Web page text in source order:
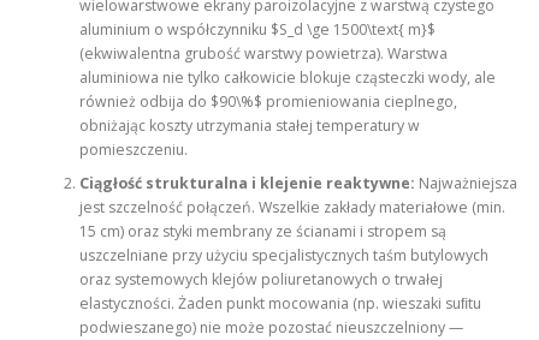
wielowarstwowe ekrany paroizolacyjne z warstwą czystego
aluminium o współczynniku $S_d \ge 1500\text{ m}$
(ekwiwalentna grubość warstwy powietrza). Warstwa
aluminiowa nie tylko całkowicie blokuje cząsteczki wody, ale
również odbija do $90\%$ promieniowania cieplnego,
obniżając koszty utrzymania stałej temperatury w
pomieszczeniu.
Ciągłość strukturalna i klejenie reaktywne: Najważniejsza
jest szczelność połączeń. Wszelkie zakłady materiałowe (min.
15 cm) oraz styki membrany ze ścianami i stropem są
uszczelniane przy użyciu specjalistycznych taśm butylowych
oraz systemowych klejów poliuretanowych o trwałej
elastyczności. Żaden punkt mocowania (np. wieszaki suﬁtu
podwieszanego) nie może pozostać nieuszczelniony —